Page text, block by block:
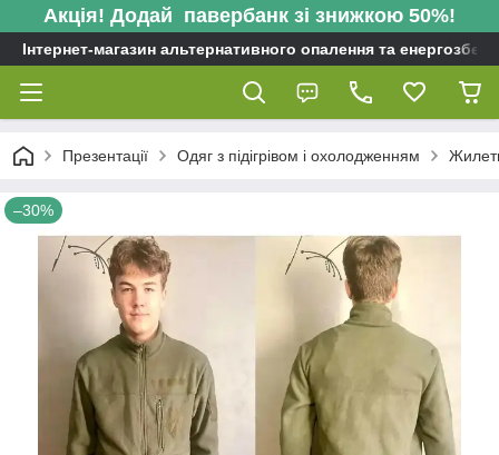
Акція! Додай павербанк зі знижкою 50%!
Інтернет-магазин альтернативного опалення та
Презентації Одяг з підігрівом і охолодженням
–30%